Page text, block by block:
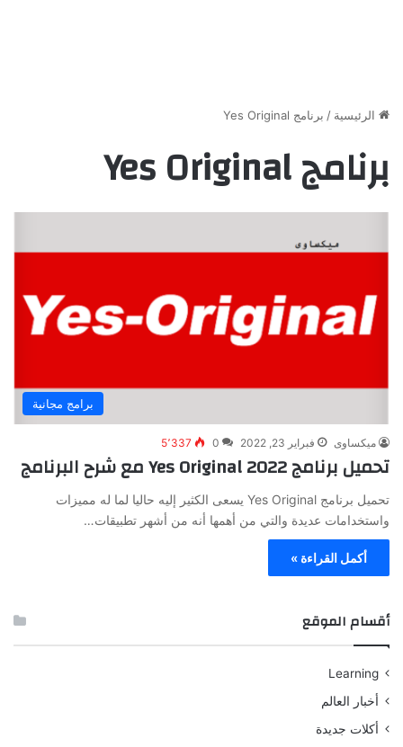
الرئيسية / برنامج Yes Original
برنامج Yes Original
برامج مجانية
ميكساوى فبراير 23, 2022 0 5٬337
تحميل برنامج Yes Original 2022 مع شرح البرنامج
تحميل برنامج Yes Original يسعى الكثير إليه حاليا لما له مميزات
واستخدامات عديدة والتي من أهمها أنه من أشهر تطبيقات…
أكمل القراءة »
أقسام الموقع
Learning
أخبار العالم
أكلات جديدة